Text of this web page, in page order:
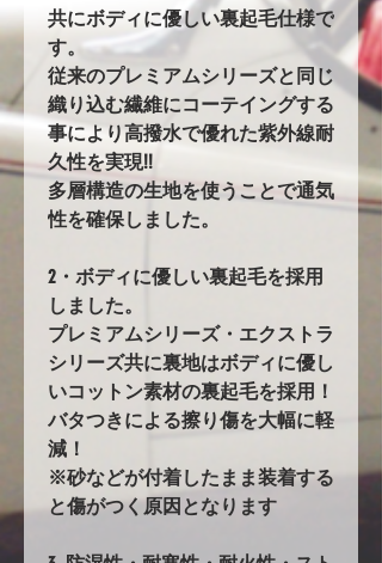
共にボディに優しい裏起毛仕様で
す。
従来のプレミアムシリーズと同じ
織り込む繊維にコーテイングする
事により高撥水で優れた紫外線耐
久性を実現!!
多層構造の生地を使うことで通気
性を確保しました。
2・ボディに優しい裏起毛を採用
しました。
プレミアムシリーズ・エクストラ
シリーズ共に裏地はボディに優し
いコットン素材の裏起毛を採用！
バタつきによる擦り傷を大幅に軽
減！
※砂などが付着したまま装着する
と傷がつく原因となります